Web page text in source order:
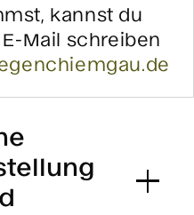
kannst du
Mail schreiben